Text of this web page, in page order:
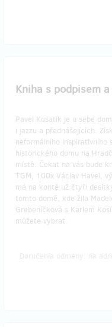
Kniha s podpisem
Pavel Kosatík je u sebe
i jazzu a přednášejících.
neformálního inspirativního
historického domu na
místě. Čekat na vás bude
TGM, 100x Václav Havel,
má na kontě už čtyři
tomto domě, kde žila
Grebeníčková s Karlem
můžete vybrat.